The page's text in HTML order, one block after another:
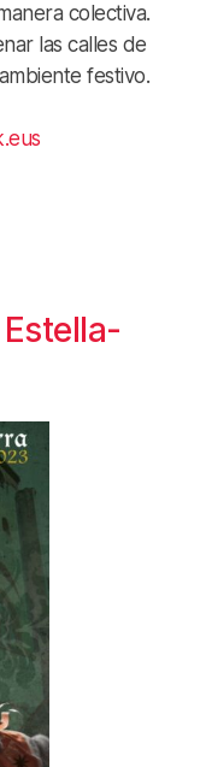
colectiva.
las calles de
festivo.